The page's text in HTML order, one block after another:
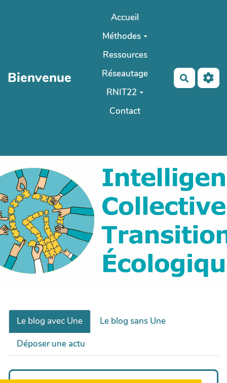
Bienvenue
Accueil
Méthodes
Ressources
Réseautage
RNIT22
Contact
Le blog avec Une
Le blog sans Une
Déposer une actu